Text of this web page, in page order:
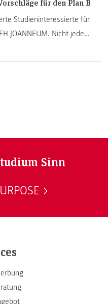
für den Plan B
Studieninteressierte für
JOANNEUM. Nicht jede
Sinn